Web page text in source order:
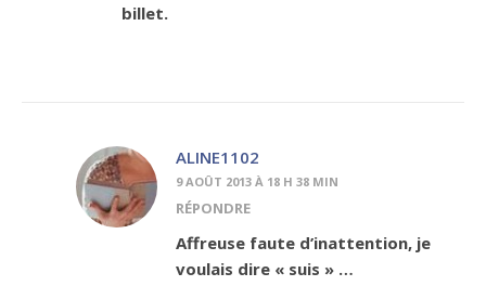
billet.
ALINE1102
9 AOÛT 2013 À 18 H 38 MIN
RÉPONDRE
Affreuse faute d’inattention, je
voulais dire « suis » …